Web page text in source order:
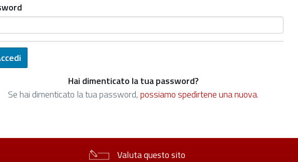
Hai dimenticato la tua password?
Se hai dimenticato la tua password,possiamo spedirtene una nuova.
Valuta questo sito